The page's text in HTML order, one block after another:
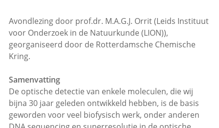
Avondlezing door prof.dr. M.A.G.J. Orrit (Leids Instituut
voor Onderzoek in de Natuurkunde (LION)),
georganiseerd door de Rotterdamsche Chemische
Kring.
Samenvatting
De optische detectie van enkele moleculen, die wij
bijna 30 jaar geleden ontwikkeld hebben, is de basis
geworden voor veel biofysisch werk, onder anderen